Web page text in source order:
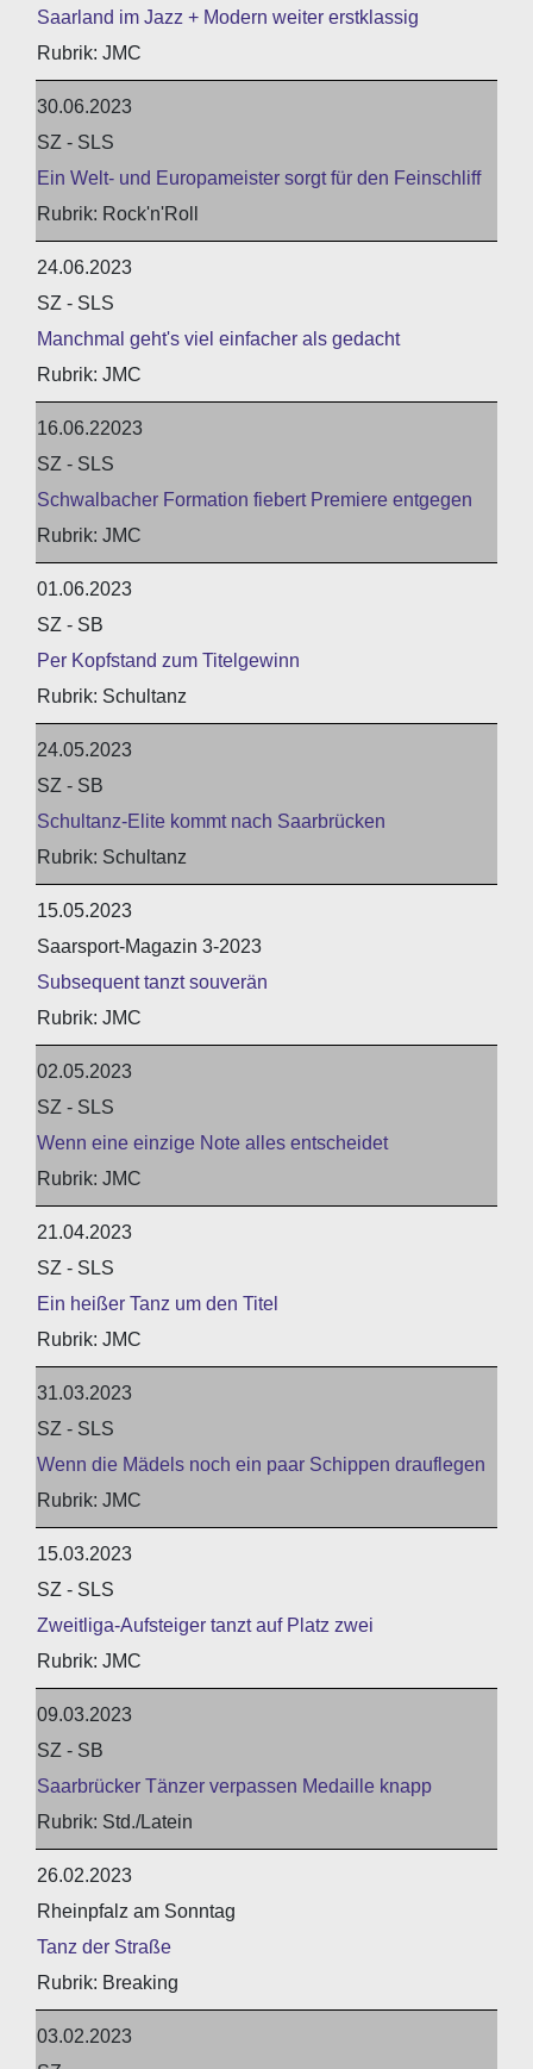
Saarland im Jazz + Modern weiter erstklassig
JMC
30.06.2023
SZ - SLS
Ein Welt- und Europameister sorgt für den Feinschliff
Rock'n'Roll
24.06.2023
SZ - SLS
Manchmal geht's viel einfacher als gedacht
JMC
16.06.22023
SZ - SLS
Schwalbacher Formation fiebert Premiere entgegen
JMC
01.06.2023
SZ - SB
Per Kopfstand zum Titelgewinn
Schultanz
24.05.2023
SZ - SB
Schultanz-Elite kommt nach Saarbrücken
Schultanz
15.05.2023
Saarsport-Magazin 3-2023
Subsequent tanzt souverän
JMC
02.05.2023
SZ - SLS
Wenn eine einzige Note alles entscheidet
JMC
21.04.2023
SZ - SLS
Ein heißer Tanz um den Titel
JMC
31.03.2023
SZ - SLS
Wenn die Mädels noch ein paar Schippen drauflegen
JMC
15.03.2023
SZ - SLS
Zweitliga-Aufsteiger tanzt auf Platz zwei
JMC
09.03.2023
SZ - SB
Saarbrücker Tänzer verpassen Medaille knapp
Std./Latein
26.02.2023
Rheinpfalz am Sonntag
Tanz der Straße
Breaking
03.02.2023